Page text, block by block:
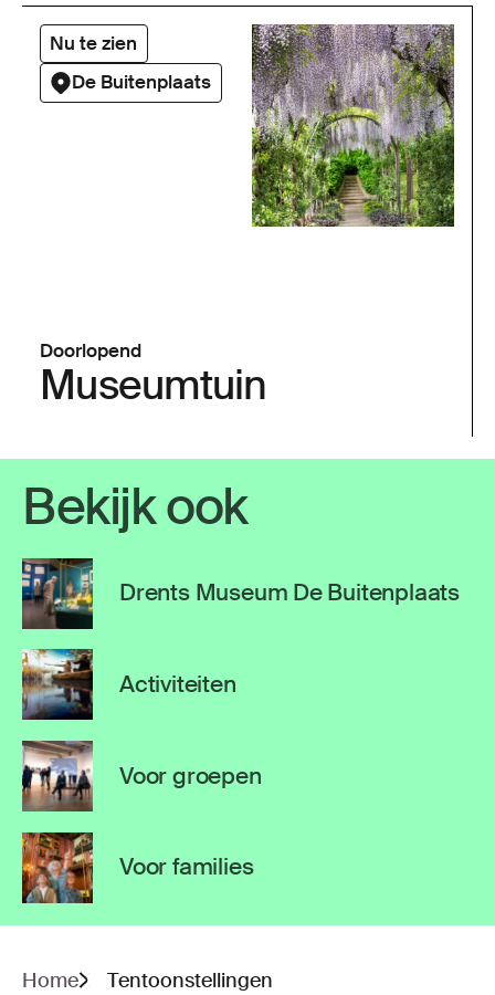
Nu te zien
De Buitenplaats
Doorlopend
Museumtuin
Bekijk ook
Drents Museum De Buitenplaats
Activiteiten
Voor groepen
Voor families
Home Tentoonstellingen